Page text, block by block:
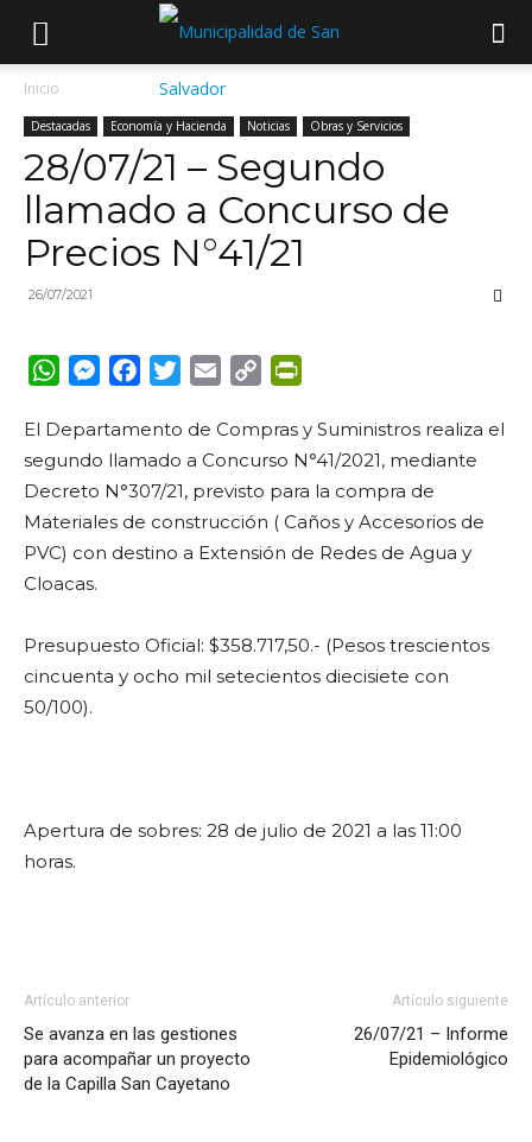
Inicio
Destacadas Economía y Hacienda Noticias Obras y Servicios
28/07/21 – Segundo
llamado a Concurso de
Precios N°41/21
26/07/2021
WhatsApp
Messenger
FacebookTwitterEmail Copy
El Departamento de Compras y Suministros realiza el
segundo llamado a Concurso N°41/2021, mediante
Decreto N°307/21, previsto para la compra de
Materiales de construcción ( Caños y Accesorios de
PVC) con destino a Extensión de Redes de Agua y
Cloacas.
Presupuesto Oficial: $358.717,50.- (Pesos trescientos
cincuenta y ocho mil setecientos diecisiete con
50/100).
Apertura de sobres: 28 de julio de 2021 a las 11:00
horas.
Artículo anterior
Se avanza en las gestiones
para acompañar un proyecto
de la Capilla San Cayetano
Artículo siguiente
26/07/21 – Informe
Epidemiológico